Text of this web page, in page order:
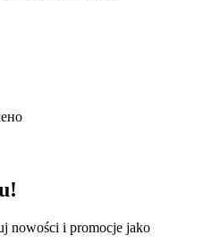
nowości i promocje jako